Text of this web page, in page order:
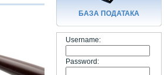
БАЗA ПОДАТАКА
Username:
Password: